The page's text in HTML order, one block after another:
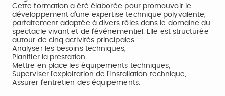
Cette formation a été élaborée pour promouvoir le
développement d'une expertise technique polyvalente,
parfaitement adaptée à divers rôles dans le domaine du
spectacle vivant et de l'événementiel. Elle est structurée
autour de cinq activités principales :
Analyser les besoins techniques,
Planifier la prestation,
Mettre en place les équipements techniques,
Superviser l'exploitation de l'installation technique,
Assurer l'entretien des équipements.